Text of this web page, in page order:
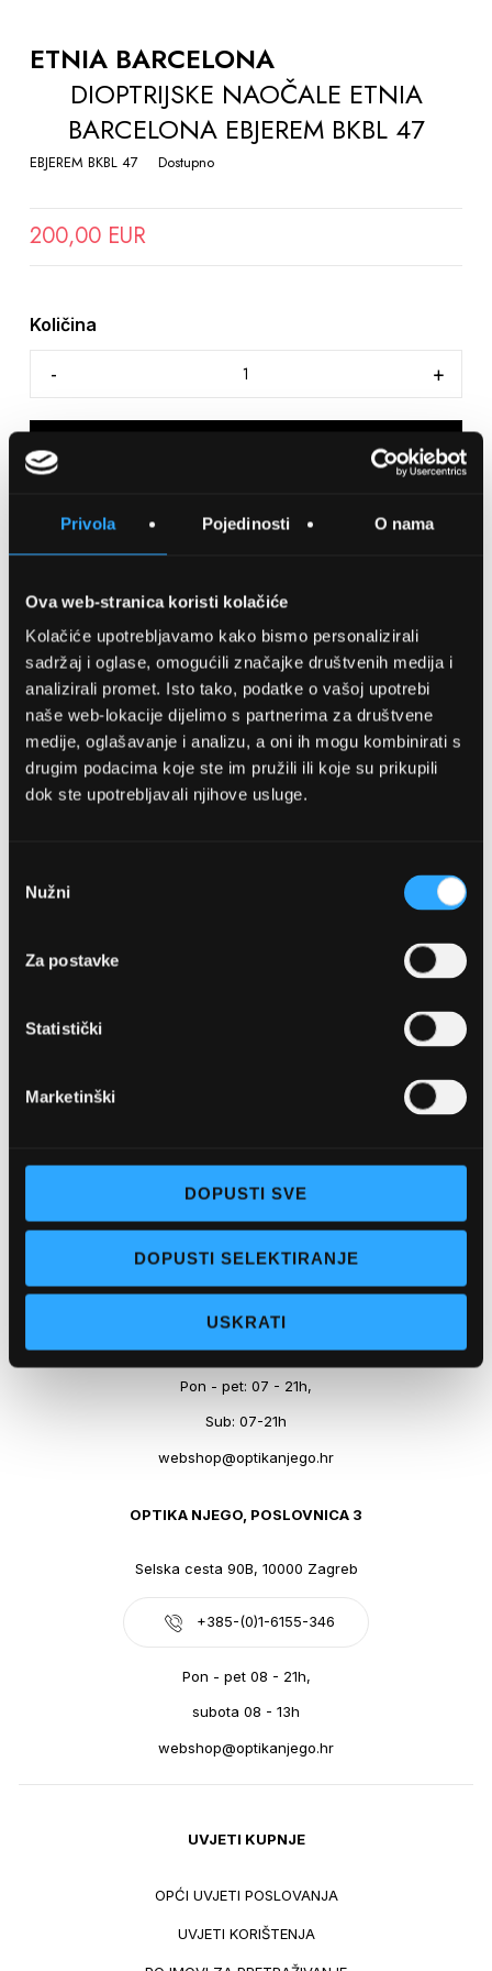
Privola Pojedinosti O nama
Ova web-stranica koristi kolačiće
Kolačiće upotrebljavamo kako bismo personalizirali
sadržaj i oglase, omogućili značajke društvenih medija i
analizirali promet. Isto tako, podatke o vašoj upotrebi
naše web-lokacije dijelimo s partnerima za društvene
medije, oglašavanje i analizu, a oni ih mogu kombinirati s
drugim podacima koje ste im pružili ili koje su prikupili
dok ste upotrebljavali njihove usluge.
pristanka
Nužni
Za postavke
Statistički
Marketinški
DOPUSTI SVE
DOPUSTI SELEKTIRANJE
USKRATI
THE
BEGINNING
GALLERY
ETNIA BARCELONA
DIOPTRIJSKE NAOČALE ETNIA
BARCELONA EBJEREM BKBL 47
EBJEREM BKBL 47 Dostupno
200,00 EUR
Količina
SPREMITE NA LISTU ŽELJA
Detalji
Podijeli s prijateljima
webshop@optikanjego.hr
OPTIKA NJEGO, POSLOVNICA 2
+385-(0)21-612-709
Pon - pet: 07 - 21h,
Sub: 07-21h
webshop@optikanjego.hr
OPTIKA NJEGO, POSLOVNICA 3
Selska cesta 90B, 10000 Zagreb
+385-(0)1-6155-346
Pon - pet 08 - 21h,
subota 08 - 13h
webshop@optikanjego.hr
UVJETI KUPNJE
OPĆI UVJETI POSLOVANJA
UVJETI KORIŠTENJA